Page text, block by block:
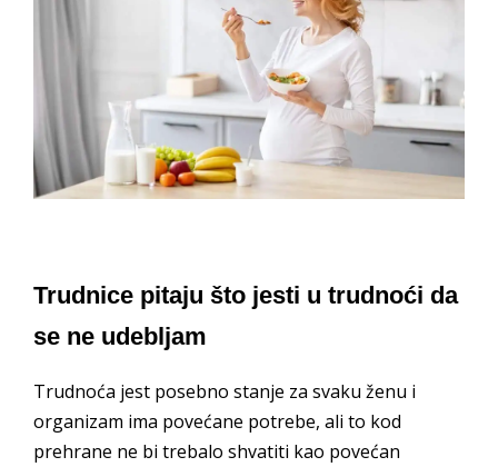
Trudnice pitaju što jesti u trudnoći da
se ne udebljam
Trudnoća jest posebno stanje za svaku ženu i
organizam ima povećane potrebe, ali to kod
prehrane ne bi trebalo shvatiti kao povećan